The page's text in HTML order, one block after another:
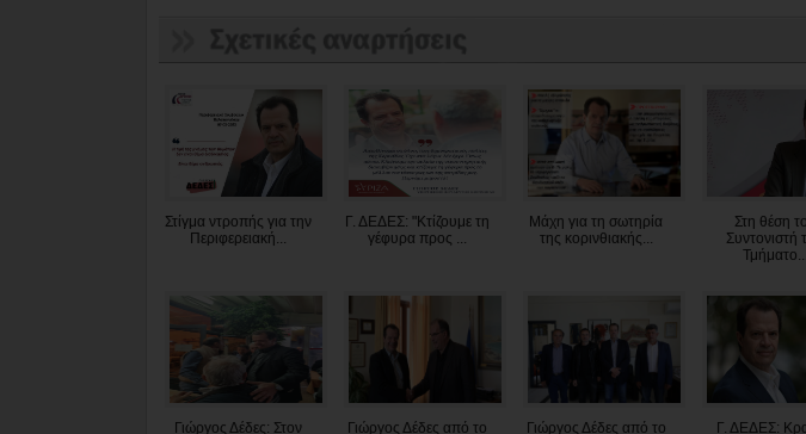
Στίγμα ντροπής για την
Περιφερειακή...
Γ. ΔΕΔΕΣ: "Κτίζουμε τη
γέφυρα προς ...
Μάχη για τη σωτηρία
της κορινθιακής...
Στη θέση
Συντονιστή
Τμήματο...
Γιώργος Δέδες: Στον Γιώργος Δέδες από το Γιώργος Δέδες από το Γ. ΔΕΔΕΣ: